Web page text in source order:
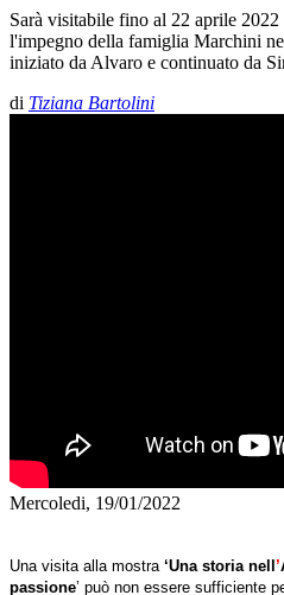
Sarà visitabile fino al 22 aprile 2022
l'impegno della famiglia Marchini
iniziato da Alvaro e continuato da
di Tiziana Bartolini
Mercoledi, 19/01/2022
Una visita alla mostra ‘Una storia nell ’
passione’ può non essere sufficiente